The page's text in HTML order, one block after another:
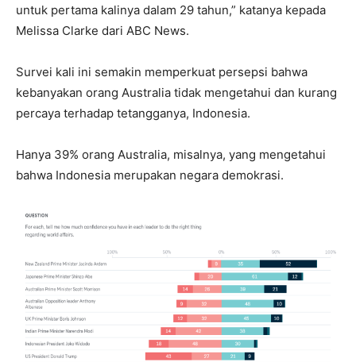
untuk pertama kalinya dalam 29 tahun,” katanya kepada
Melissa Clarke dari ABC News.
Survei kali ini semakin memperkuat persepsi bahwa
kebanyakan orang Australia tidak mengetahui dan kurang
percaya terhadap tetangganya, Indonesia.
Hanya 39% orang Australia, misalnya, yang mengetahui
bahwa Indonesia merupakan negara demokrasi.